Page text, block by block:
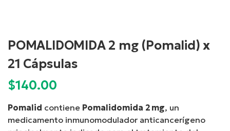
POMALIDOMIDA 2 mg (Pomalid) x
21 Cápsulas
$140.00
Pomalid contiene Pomalidomida 2 mg, un
medicamento inmunomodulador anticancerígeno